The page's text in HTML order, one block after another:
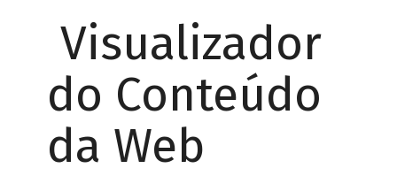
Visualizador
do Conteúdo
da Web